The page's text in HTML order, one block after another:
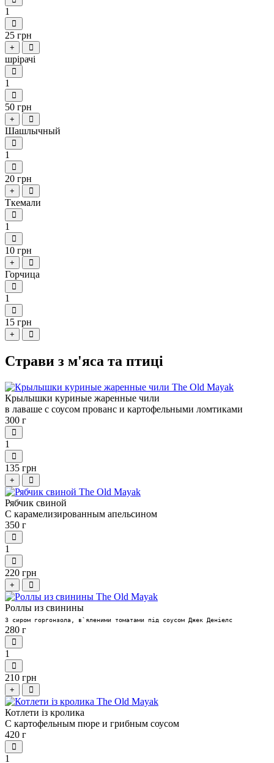
1
25 грн
+
шрірачі
1
50 грн
+
Шашлычный
1
20 грн
+
Ткемали
1
10 грн
+
Горчица
1
15 грн
+
Страви з м'яса та птиці
Крылышки куриные жаренные чили
в лаваше с соусом прованс и картофельными ломтиками
300 г
1
135 грн
+
Рябчик свиной
С карамелизированным апельсином
350 г
1
220 грн
+
Роллы из свинины
З сиром горгонзола, в` яленими томатами під соусом Джек Деніелс
280 г
1
210 грн
+
Котлети із кролика
С картофельным пюре и грибным соусом
420 г
1